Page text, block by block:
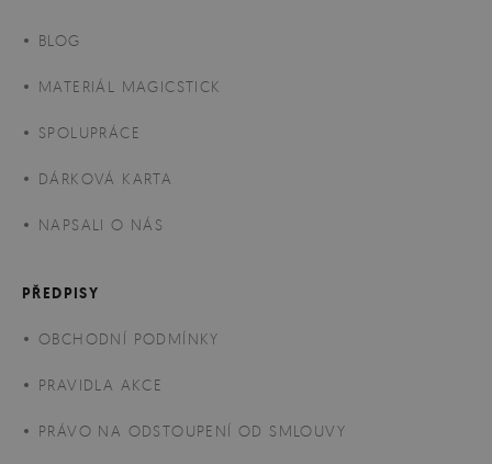
BLOG
MATERIÁL MAGICSTICK
SPOLUPRÁCE
DÁRKOVÁ KARTA
NAPSALI O NÁS
PŘEDPISY
OBCHODNÍ PODMÍNKY
PRAVIDLA AKCE
PRÁVO NA ODSTOUPENÍ OD SMLOUVY